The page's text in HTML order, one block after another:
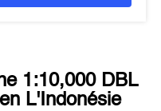
1:10,000 DBL
L'Indonésie